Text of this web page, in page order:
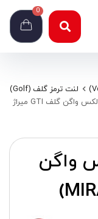
0
لنت ترمز گلف (Golf)
لنت ترمز عقب فولکس واگن گلف GTI میراژ
واگن